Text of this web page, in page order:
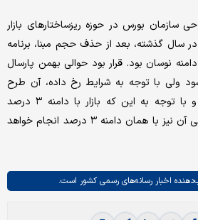
سازمان بورس در حوزه ریزساختارهای بازار
سال گذشته، بعد از حذف حجم مبنا، برنامه
نوسان بود. قرار بود حوالی بهمن‌ پارسال
ولی با توجه به شرایط رخ داده، آن طرح
عملیاتی نشد. با این حال و با توجه به این که بازار با دامنه ۳ درصد
متوقف شده، طبیعتاً بازگشایی آن نیز با همان دامنه ۳ درصد انجام خواهد
اخبار رسانه‌های رسمی کشور است.